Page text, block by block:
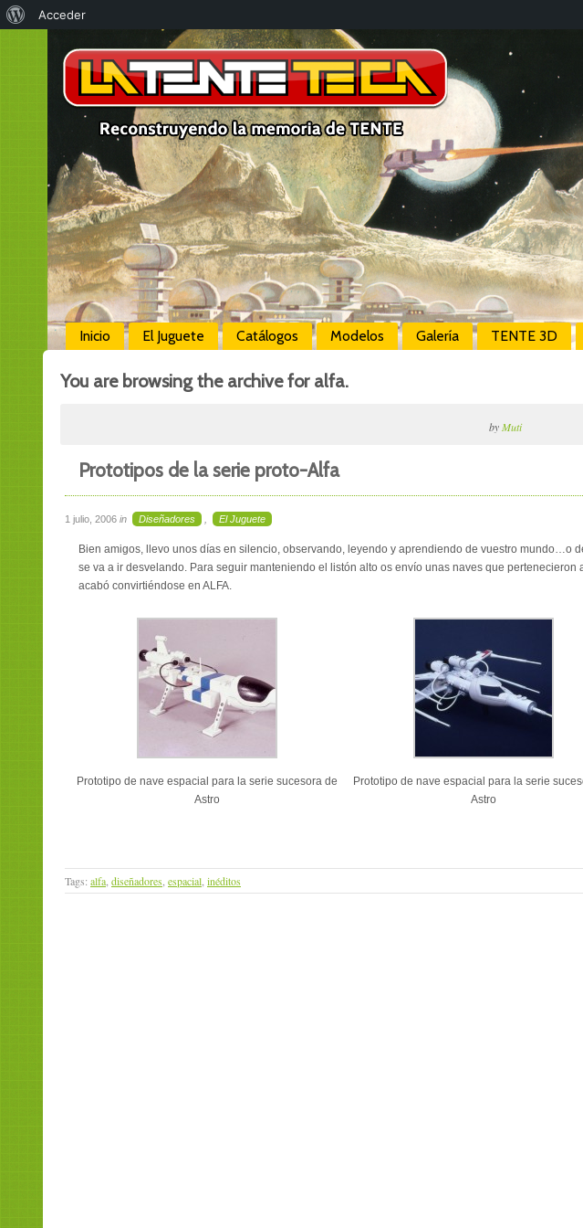
Inicio El Juguete Catálogos Modelos Galería TENTE 3D
You are browsing the archive for alfa.
byMuti
Prototipos de la serie proto-Alfa
1 julio, 2006 in Diseñadores El Juguete
Bien amigos, llevo unos días en silencio, observando, leyendo y aprendiendo de vuestro
se va a ir desvelando. Para seguir manteniendo el listón alto os envío unas naves que
acabó convirtiéndose en ALFA.
Prototipo de nave espacial para la serie sucesora de
Astro
Prototipo de nave espacial para la serie
Astro
Tags: alfa diseñadores espacial inéditos
Acerca
WordPress
Acceder